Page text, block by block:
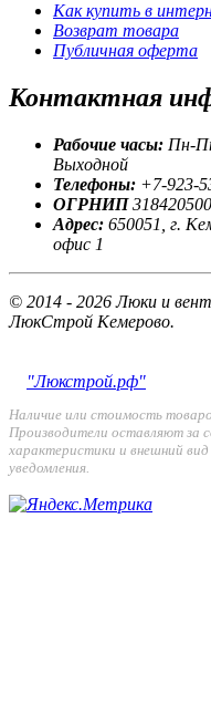
Как купить в
Возврат товара
Публичная оферта
Контактная
Рабочие часы: Пн-
Выходной
Телефоны: +7-923-
ОГРНИП
Адрес: 650051, г.
офис 1
© 2014 - 2026 Люки и
ЛюкСтрой Кемерово.
"Люкстрой.рф"
Наличие или стоимость
Производители оставляют за
характеристики и внешний
уведомления.